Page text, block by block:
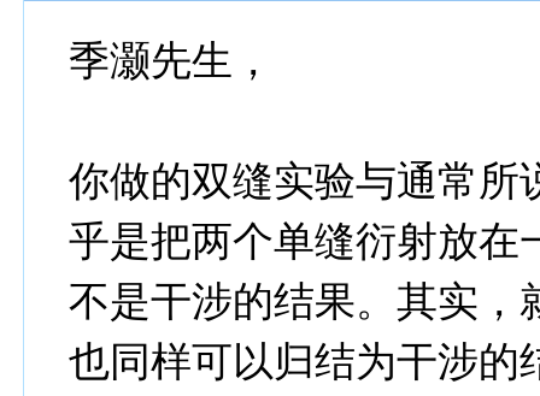
季灏先生，
你做的双缝实验与通常所
乎是把两个单缝衍射放在
不是干涉的结果。其实，
也同样可以归结为干涉的